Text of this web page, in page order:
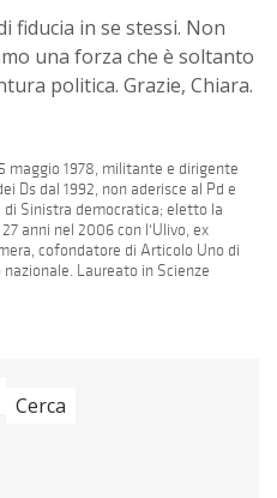
fiducia in se stessi. Non
una forza che è soltanto
politica. Grazie, Chiara.
maggio 1978, militante e dirigente
Ds dal 1992, non aderisce al Pd e
Sinistra democratica; eletto la
anni nel 2006 con l'Ulivo, ex
cofondatore di Articolo Uno di
Laureato in Scienze